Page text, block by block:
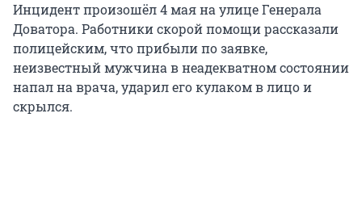
Инцидент произошёл 4 мая на улице Генерала
Доватора. Работники скорой помощи рассказали
полицейским, что прибыли по заявке,
неизвестный мужчина в неадекватном состоянии
напал на врача, ударил его кулаком в лицо и
скрылся.